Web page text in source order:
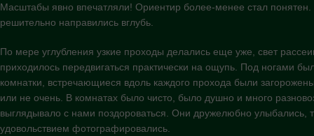
Масштабы явно впечатляли! Ориентир более-менее стал
решительно направились вглубь.
По мере углубления узкие проходы делались еще уже, свет
приходилось передвигаться практически на ощупь. Под ногами
комнатки, встречающиеся вдоль каждого прохода были
или не очень. В комнатах было чисто, было душно и много
выглядывало с нами поздороваться. Они дружелюбно улыбались,
удовольствием фотографировались.